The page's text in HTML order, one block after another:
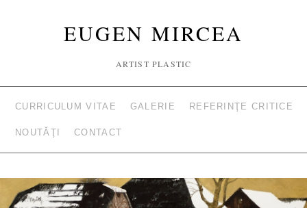
EUGEN MIRCEA
ARTIST PLASTIC
CURRICULUM VITAE GALERIE REFERINŢE CRITICE
NOUTĂŢI CONTACT